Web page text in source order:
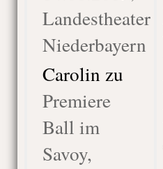
Landestheater
Niederbayern
Carolin zu
Premiere
Ball im
Savoy,